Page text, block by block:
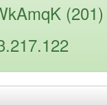
(201)